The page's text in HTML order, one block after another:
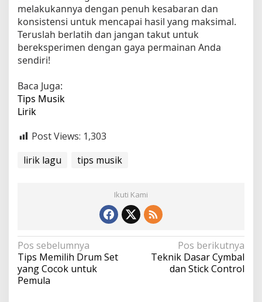
melakukannya dengan penuh kesabaran dan
konsistensi untuk mencapai hasil yang maksimal.
Teruslah berlatih dan jangan takut untuk
bereksperimen dengan gaya permainan Anda
sendiri!
Baca Juga:
Tips Musik
Lirik
Post Views: 1,303
lirik lagu
tips musik
Ikuti Kami
N
a
v
Pos sebelumnya
Tips Memilih Drum Set
yang Cocok untuk
Pemula
Pos berikutnya
Teknik Dasar Cymbal
dan Stick Control